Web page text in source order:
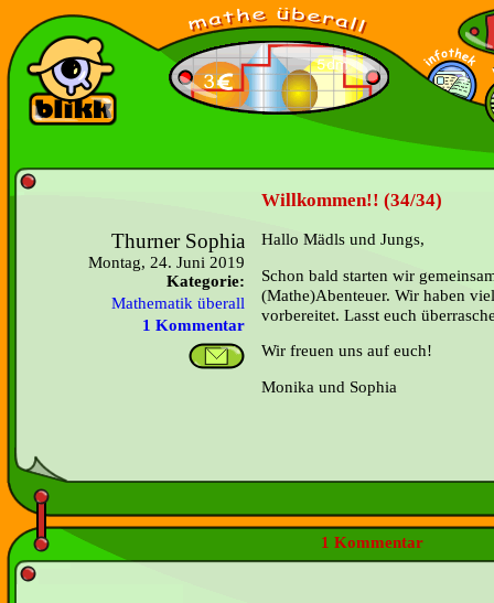
Willkommen!! (34/34)
Thurner Sophia
Montag, 24. Juni 2019
Kategorie:
Mathematik überall
1 Kommentar
Hallo Mädls und Jungs,
Schon bald starten wir
(Mathe)Abenteuer. Wir haben
vorbereitet. Lasst euch
Wir freuen uns auf euch!
Monika und Sophia
1 Kommentar